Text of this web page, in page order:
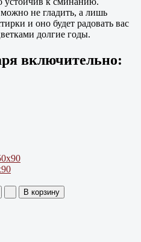
не гладить, а лишь
и оно будет радовать вас
долгие годы.
включительно: